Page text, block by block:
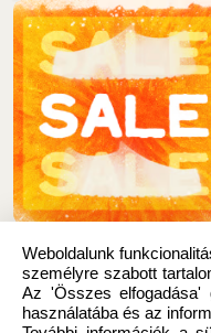
Kifutó termékek
Weboldalunk
személyre szabott
Az 'Összes elfogadása'
használatába és az